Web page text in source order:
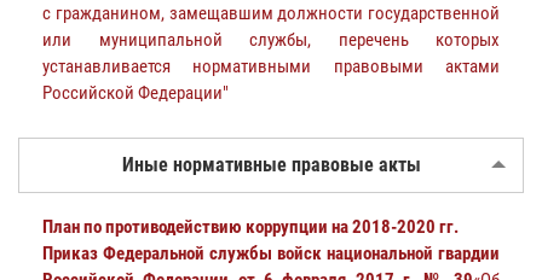
с гражданином, замещавшим должности государственной
или муниципальной службы, перечень которых
устанавливается нормативными правовыми актами
Российской Федерации"
Иные нормативные правовые акты
План по противодействию коррупции на 2018-2020 гг.
Приказ Федеральной службы войск национальной гвардии